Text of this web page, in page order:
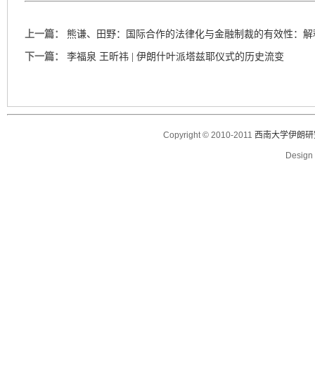
上一篇： 熊谦、田野：国际合作的法律化与金融制裁的有效性：
下一篇： 李福泉 王昕祎 | 伊朗什叶派塔兹耶仪式的历史流变
Copyright © 2010-2011 西南大学伊朗